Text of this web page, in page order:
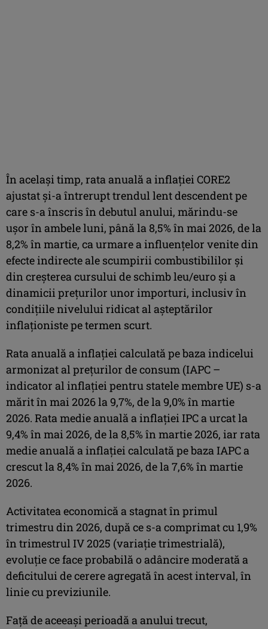
În acelaşi timp, rata anuală a inflaţiei CORE2
ajustat şi-a întrerupt trendul lent descendent pe
care s-a înscris în debutul anului, mărindu-se
uşor în ambele luni, până la 8,5% în mai 2026, de la
8,2% în martie, ca urmare a influenţelor venite din
efecte indirecte ale scumpirii combustibililor şi
din creşterea cursului de schimb leu/euro şi a
dinamicii preţurilor unor importuri, inclusiv în
condiţiile nivelului ridicat al aşteptărilor
inflaţioniste pe termen scurt.
Rata anuală a inflaţiei calculată pe baza indicelui
armonizat al preţurilor de consum (IAPC –
indicator al inflaţiei pentru statele membre UE) s-a
mărit în mai 2026 la 9,7%, de la 9,0% în martie
2026. Rata medie anuală a inflaţiei IPC a urcat la
9,4% în mai 2026, de la 8,5% în martie 2026, iar rata
medie anuală a inflaţiei calculată pe baza IAPC a
crescut la 8,4% în mai 2026, de la 7,6% în martie
2026.
Activitatea economică a stagnat în primul
trimestru din 2026, după ce s-a comprimat cu 1,9%
în trimestrul IV 2025 (variaţie trimestrială),
evoluţie ce face probabilă o adâncire moderată a
deficitului de cerere agregată în acest interval, în
linie cu previziunile.
Faţă de aceeaşi perioadă a anului trecut,